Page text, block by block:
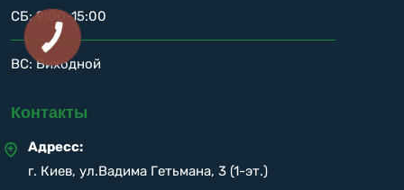
СБ: 9:00-15:00
ВС: Виходной
Контакты
Адресс:
г. Киев, ул.Вадима Гетьмана, 3 (1-эт.)